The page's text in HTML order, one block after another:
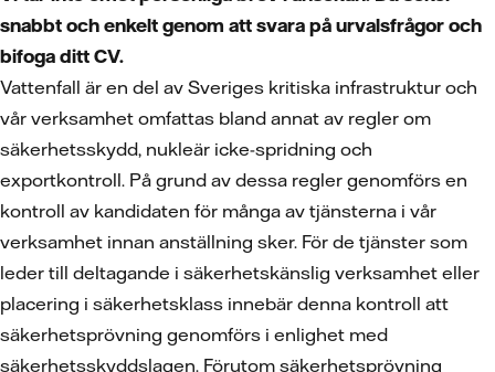
snabbt och enkelt genom att svara på urvalsfrågor och
bifoga ditt CV.
Vattenfall är en del av Sveriges kritiska infrastruktur och
vår verksamhet omfattas bland annat av regler om
säkerhetsskydd, nukleär icke-spridning och
exportkontroll. På grund av dessa regler genomförs en
kontroll av kandidaten för många av tjänsterna i vår
verksamhet innan anställning sker. För de tjänster som
leder till deltagande i säkerhetskänslig verksamhet eller
placering i säkerhetsklass innebär denna kontroll att
säkerhetsprövning genomförs i enlighet med
säkerhetsskyddslagen. Förutom säkerhetsprövning